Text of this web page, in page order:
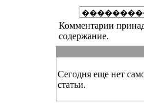
Комментарии
содержание.
Сегодня еще нет
статьи.